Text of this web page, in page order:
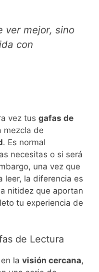
ver mejor, sino
con
vez tus gafas de
mezcla de
. Es normal
necesitas o si será
una vez que
leer, la diferencia es
nitidez que aportan
tu experiencia de
de Lectura
la visión cercana,